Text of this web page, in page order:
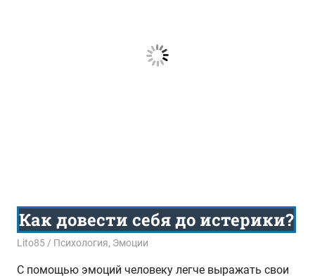
Как довести себя до истерики?
17.09.2018
Lito85 Психология, Эмоции
С помощью эмоций человеку легче выражать свои